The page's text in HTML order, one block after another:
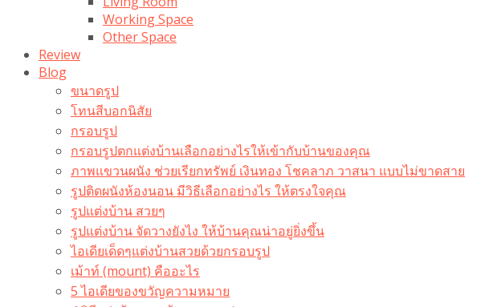
Working Space
Other Space
Review
Blog
ขนาดรูป
โทนสีบอกนิสัย
กรอบรูป
กรอบรูปตกแต่งบ้านเลือกอย่างไรให้เข้ากับบ้านของคุณ
ภาพแขวนผนัง ช่วยเรียกทรัพย์ เงินทอง โชคลาภ วาสนา แบบไม่ขาดสาย
รูปติดผนังห้องนอน มีวิธีเลือกอย่างไร ให้ตรงใจคุณ
รูปแต่งบ้าน สวยๆ
รูปแต่งบ้าน จัดวางยังไง ให้บ้านคุณน่าอยู่ยิ่งขึ้น
ไอเดียเด็ดๆแต่งบ้านสวยด้วยกรอบรูป
เม้าท์ (mount) คืออะไร​
5 ไอเดียของขวัญความหมาย